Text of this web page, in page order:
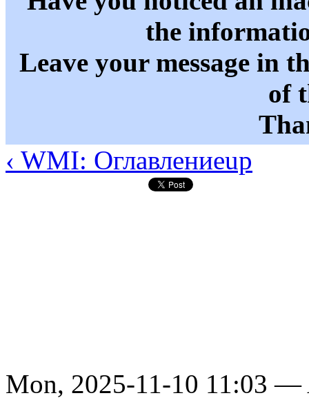
the
Leave your message in
of
‹ WMI: Оглавлениеup
Mon, 2025-11-10 11:03 —